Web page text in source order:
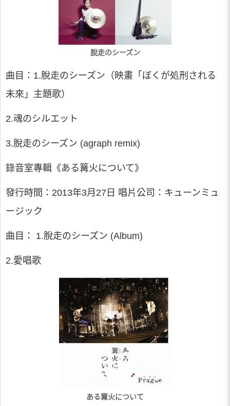
脫走のシーズン
曲目：1.脫走のシーズン（映畫「ぼくが処刑される
未來」主題歌）
2.魂のシルエット
3.脫走のシーズン (agraph remix)
錄音室專輯《ある篝火について》
發行時間：2013年3月27日 唱片公司：キューンミュ
ージック
曲目： 1.脫走のシーズン (Album)
2.愛唱歌
ある篝火について